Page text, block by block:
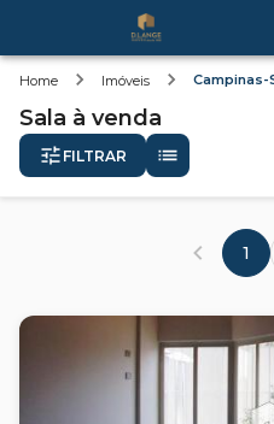
Home Imóveis Campinas-
Sala à venda
FILTRAR
1